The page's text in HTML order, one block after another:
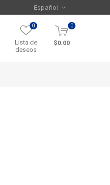
Lista de
deseos
0 0
$0.00